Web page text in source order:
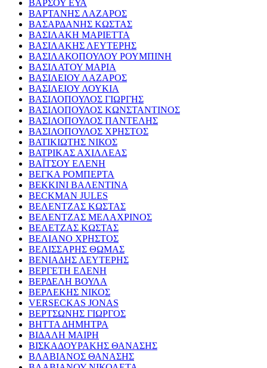
ΒΑΡΣΟΥ ΕΥΑ
ΒΑΡΤΑΝΗΣ ΛΑΖΑΡΟΣ
ΒΑΣΑΡΔΑΝΗΣ ΚΩΣΤΑΣ
ΒΑΣΙΛΑΚΗ ΜΑΡΙΕΤΤΑ
ΒΑΣΙΛΑΚΗΣ ΛΕΥΤΕΡΗΣ
ΒΑΣΙΛΑΚΟΠΟΥΛΟΥ ΡΟΥΜΠΙΝΗ
ΒΑΣΙΛΑΤΟΥ ΜΑΡΙΑ
ΒΑΣΙΛΕΙΟΥ ΛΑΖΑΡΟΣ
ΒΑΣΙΛΕΙΟΥ ΛΟΥΚΙΑ
ΒΑΣΙΛΟΠΟΥΛΟΣ ΓΙΩΡΓΗΣ
ΒΑΣΙΛΟΠΟΥΛΟΣ ΚΩΝΣΤΑΝΤΙΝΟΣ
ΒΑΣΙΛΟΠΟΥΛΟΣ ΠΑΝΤΕΛΗΣ
ΒΑΣΙΛΟΠΟΥΛΟΣ ΧΡΗΣΤΟΣ
ΒΑΤΙΚΙΩΤΗΣ ΝΙΚΟΣ
ΒΑΤΡΙΚΑΣ ΑΧΙΛΛΕΑΣ
ΒΑΪΤΣΟΥ ΕΛΕΝΗ
ΒΕΓΚΑ ΡΟΜΠΕΡΤΑ
ΒΕΚΚΙΝΙ ΒΑΛΕΝΤΙΝΑ
BECKMAN JULES
ΒΕΛΕΝΤΖΑΣ ΚΩΣΤΑΣ
ΒΕΛΕΝΤΖΑΣ ΜΕΛΑΧΡΙΝΟΣ
ΒΕΛΕΤΖΑΣ ΚΩΣΤΑΣ
ΒΕΛΙΑΝΟ ΧΡΗΣΤΟΣ
ΒΕΛΙΣΣΑΡΗΣ ΘΩΜΑΣ
ΒΕΝΙΑΔΗΣ ΛΕΥΤΕΡΗΣ
ΒΕΡΓΕΤΗ ΕΛΕΝΗ
ΒΕΡΔΕΛΗ ΒΟΥΛΑ
ΒΕΡΛΕΚΗΣ ΝΙΚΟΣ
VERSECKAS JONAS
ΒΕΡΤΣΩΝΗΣ ΓΙΩΡΓΟΣ
ΒΗΤΤΑ ΔΗΜΗΤΡΑ
ΒΙΔΑΛΗ ΜΑΙΡΗ
ΒΙΣΚΑΔΟΥΡΑΚΗΣ ΘΑΝΑΣΗΣ
ΒΛΑΒΙΑΝΟΣ ΘΑΝΑΣΗΣ